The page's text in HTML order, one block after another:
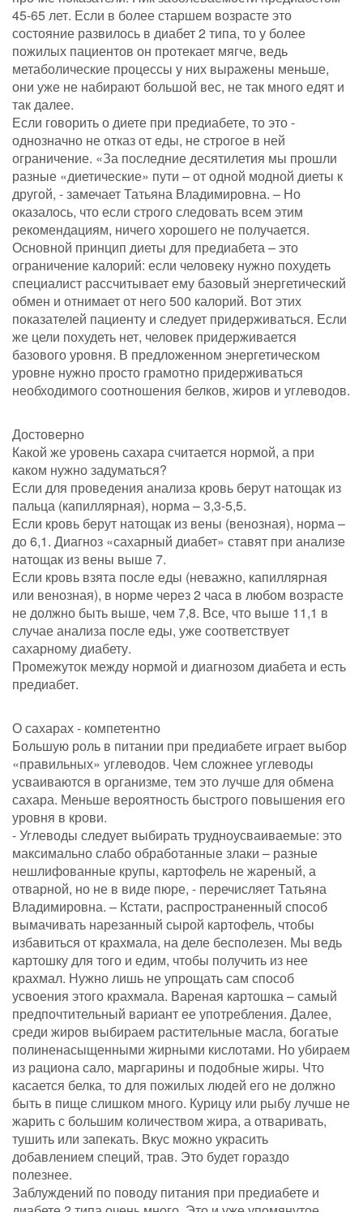
45-65 лет. Если в более старшем возрасте это
состояние развилось в диабет 2 типа, то у более
пожилых пациентов он протекает мягче, ведь
метаболические процессы у них выражены меньше,
они уже не набирают большой вес, не так много едят и
так далее.
Если говорить о диете при предиабете, то это -
однозначно не отказ от еды, не строгое в ней
ограничение. «За последние десятилетия мы прошли
разные «диетические» пути – от одной модной диеты к
другой, - замечает Татьяна Владимировна. – Но
оказалось, что если строго следовать всем этим
рекомендациям, ничего хорошего не получается.
Основной принцип диеты для предиабета – это
ограничение калорий: если человеку нужно похудеть
специалист рассчитывает ему базовый энергетический
обмен и отнимает от него 500 калорий. Вот этих
показателей пациенту и следует придерживаться. Если
же цели похудеть нет, человек придерживается
базового уровня. В предложенном энергетическом
уровне нужно просто грамотно придерживаться
необходимого соотношения белков, жиров и углеводов.
Достоверно
Какой же уровень сахара считается нормой, а при
каком нужно задуматься?
Если для проведения анализа кровь берут натощак из
пальца (капиллярная), норма – 3,3-5,5.
Если кровь берут натощак из вены (венозная), норма –
до 6,1. Диагноз «сахарный диабет» ставят при анализе
натощак из вены выше 7.
Если кровь взята после еды (неважно, капиллярная
или венозная), в норме через 2 часа в любом возрасте
не должно быть выше, чем 7,8. Все, что выше 11,1 в
случае анализа после еды, уже соответствует
сахарному диабету.
Промежуток между нормой и диагнозом диабета и есть
предиабет.
О сахарах - компетентно
Большую роль в питании при предиабете играет выбор
«правильных» углеводов. Чем сложнее углеводы
усваиваются в организме, тем это лучше для обмена
сахара. Меньше вероятность быстрого повышения его
уровня в крови.
- Углеводы следует выбирать трудноусваиваемые: это
максимально слабо обработанные злаки – разные
нешлифованные крупы, картофель не жареный, а
отварной, но не в виде пюре, - перечисляет Татьяна
Владимировна. – Кстати, распространенный способ
вымачивать нарезанный сырой картофель, чтобы
избавиться от крахмала, на деле бесполезен. Мы ведь
картошку для того и едим, чтобы получить из нее
крахмал. Нужно лишь не упрощать сам способ
усвоения этого крахмала. Вареная картошка – самый
предпочтительный вариант ее употребления. Далее,
среди жиров выбираем растительные масла, богатые
полиненасыщенными жирными кислотами. Но убираем
из рациона сало, маргарины и подобные жиры. Что
касается белка, то для пожилых людей его не должно
быть в пище слишком много. Курицу или рыбу лучше не
жарить с большим количеством жира, а отваривать,
тушить или запекать. Вкус можно украсить
добавлением специй, трав. Это будет гораздо
полезнее.
Заблуждений по поводу питания при предиабете и